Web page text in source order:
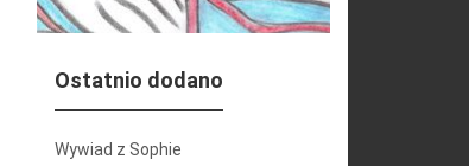
Ostatnio dodano
Wywiad z Sophie